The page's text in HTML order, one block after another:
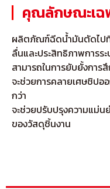
คุณลักษณะเฉ
ผลิตภัณฑ์ฉีดน้ำมันตัดไป
ลื่นและประสิทธิภาพการร
สามารถในการยับยั้งการ
จะช่วยการคลายเศษชิป
กว่า
จะช่วยปรับปรุงความแม่น
ของวัสดุชิ้นงาน